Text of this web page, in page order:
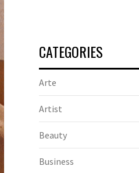
CATEGORIES
Arte
Artist
Beauty
Business